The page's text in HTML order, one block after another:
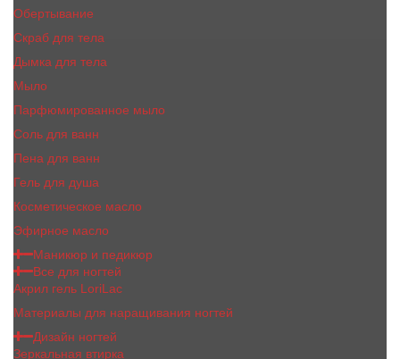
Обертывание
Скраб для тела
Дымка для тела
Мыло
Парфюмированное мыло
Соль для ванн
Пена для ванн
Гель для душа
Косметическое масло
Эфирное масло
Маникюр и педикюр
Все для ногтей
Акрил гель LoriLac
Материалы для наращивания ногтей
Дизайн ногтей
Зеркальная втирка